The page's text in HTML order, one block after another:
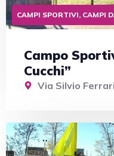
CAMPI SPORTIVI, CAMPI
Campo
Cucchi”
Via Silvio